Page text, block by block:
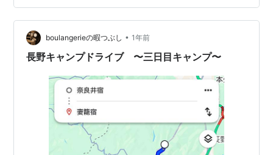
結い庵 / 2020.11.2 前回はこの南木曽 ( なぎそ ) の古民家
宿『 結い庵 』の裏庭をぶらぶらしました。テラスから見
た裏山の景色が綺…
boulangerieの暇つぶし • 1年前
長野キャンプドライブ 〜三日目キャンプ〜